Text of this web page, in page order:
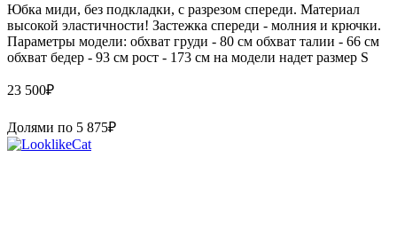
Юбка миди, без подкладки, с разрезом спереди. Материал
высокой эластичности! Застежка спереди - молния и крючки.
Параметры модели: обхват груди - 80 см обхват талии - 66 см
обхват бедер - 93 см рост - 173 см на модели надет размер S
23 500₽
Долями по 5 875₽